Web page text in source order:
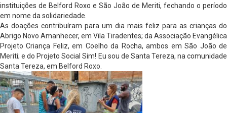
instituições de Belford Roxo e São João de Meriti, fechando o período
em nome da solidariedade.
As doações contribuíram para um dia mais feliz para as crianças do
Abrigo Novo Amanhecer, em Vila Tiradentes; da Associação Evangélica
Projeto Criança Feliz, em Coelho da Rocha, ambos em São João de
Meriti; e do Projeto Social Sim! Eu sou de Santa Tereza, na comunidade
Santa Tereza, em Belford Roxo.